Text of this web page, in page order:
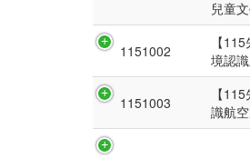
兒童
1151002
【
境認
1151003
【
識航